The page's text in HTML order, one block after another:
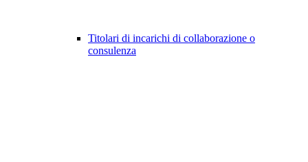
Titolari di incarichi di collaborazione o
consulenza